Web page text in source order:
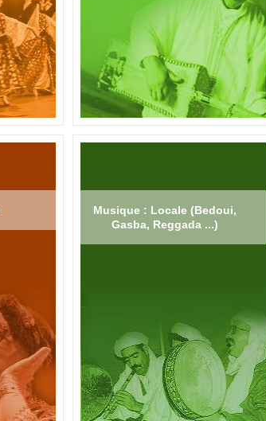
Musique : Locale (Bedoui,
Gasba, Reggada ...)